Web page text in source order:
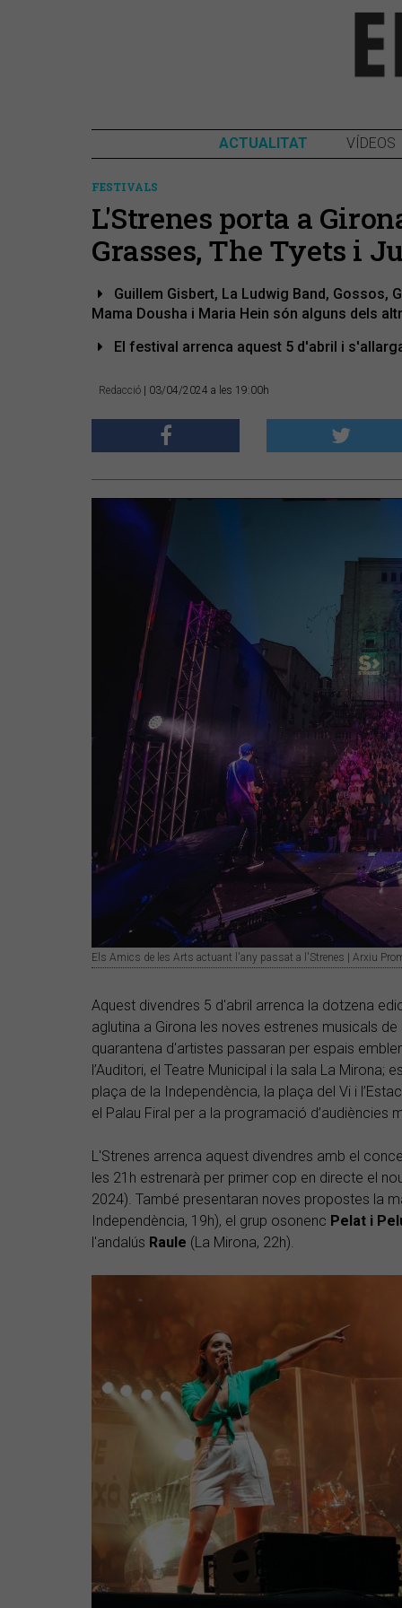
ACTUALITAT VÍDEOS
FESTIVALS
L'Strenes porta a
Grasses, The Tyets i
Guillem Gisbert, La Ludwig Band, Gossos,
Mama Dousha i Maria Hein són alguns dels
El festival arrenca aquest 5 d'abril i
Redacció | 03/04/2024 a les 19:00h
Els Amics de les Arts actuant l'any passat a l'Strenes | Arxiu
Aquest divendres 5 d'abril arrenca la dotzena
aglutina a Girona les noves estrenes musicals
quarantena d'artistes passaran per espais
l’Auditori, el Teatre Municipal i la sala La Mirona;
plaça de la Independència, la plaça del Vi i
el Palau Firal per a la programació d’audiències
L'Strenes arrenca aquest divendres amb el
les 21h estrenarà per primer cop en directe el
2024). També presentaran noves propostes la
Independència, 19h), el grup osonenc Pelat i
l'andalús Raule (La Mirona, 22h).